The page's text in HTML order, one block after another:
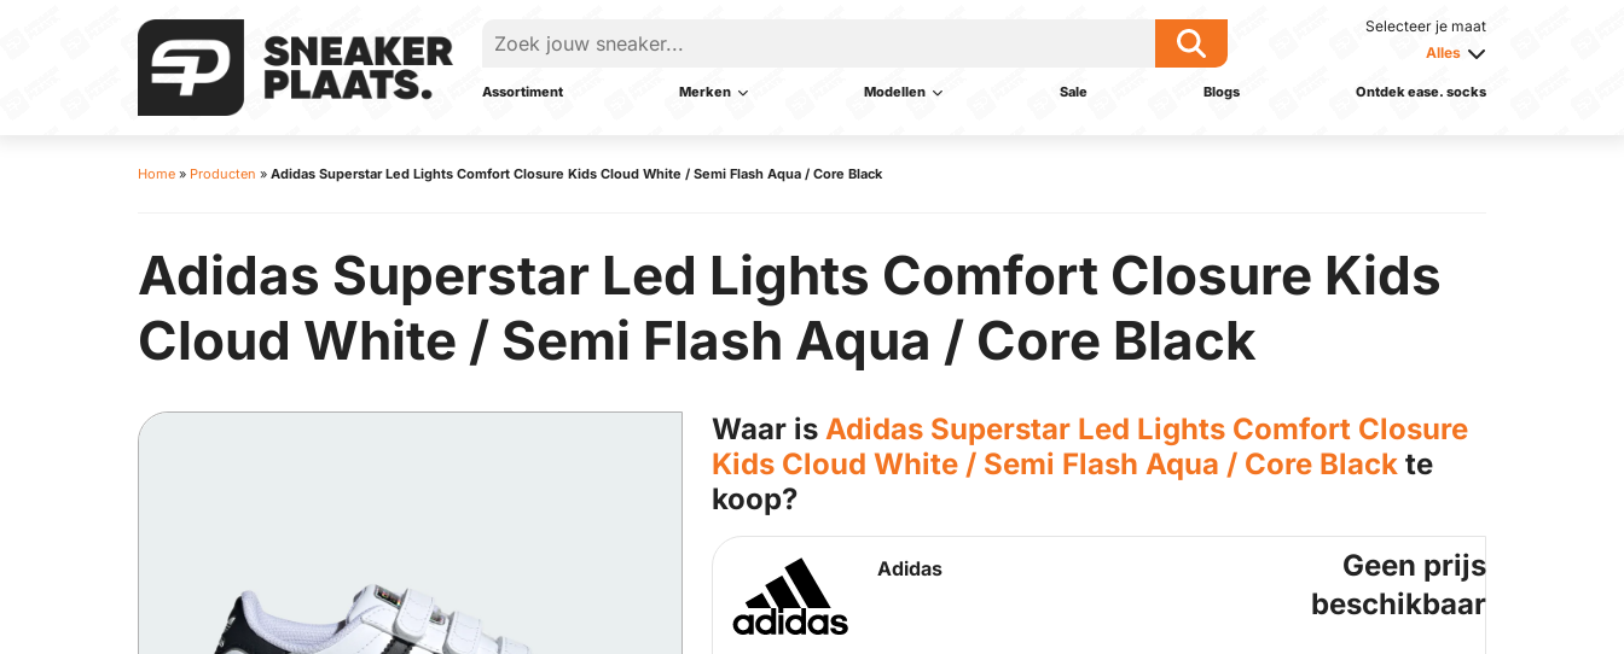
Selecteer je maat
Alles
Assortiment Merken Modellen Sale Blogs Ontdek ease. socks
Home » Producten » Adidas Superstar Led Lights Comfort Closure Kids Cloud White / Semi Flash Aqua / Core Black
Adidas Superstar Led Lights Comfort Closure Kids
Cloud White / Semi Flash Aqua / Core Black
Waar is Adidas Superstar Led Lights Comfort Closure
Kids Cloud White / Semi Flash Aqua / Core Black te
koop?
Adidas
Geen prijs
beschikbaar